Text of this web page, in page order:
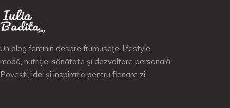
Un blog feminin despre frumusețe, lifestyle,
modă, nutriție, sănătate și dezvoltare personală.
Povești, idei și inspirație pentru fiecare zi.